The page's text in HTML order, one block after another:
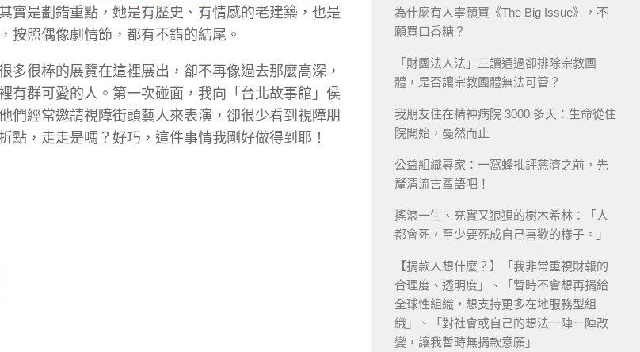
實是劃錯重點，她是有歷史、有情感的老建築，也是
照偶像劇情節，都有不錯的結尾。
很棒的展覽在這裡展出，卻不再像過去那麼高深，
有群可愛的人。第一次碰面，我向「台北故事館」侯
們經常邀請視障街頭藝人來表演，卻很少看到視障朋
，走走是嗎？好巧，這件事情我剛好做得到耶！
為什麼有人寧願買《The Big Issue》，不
願買口香糖？
「財團法人法」三讀通過卻排除宗教團
體，是否讓宗教團體無法可管？
我朋友住在精神病院 3000 多天：生命從住
院開始，戞然而止
公益組織專家：一窩蜂批評慈濟之前，先
釐清流言蜚語吧！
搖滾一生、充實又狼狽的樹木希林：「人
都會死，至少要死成自己喜歡的樣子。」
【捐款人想什麼？】「我非常重視財報的
合理度、透明度」、「暫時不會想再捐給
全球性組織，想支持更多在地服務型組
織」、「對社會或自己的想法一陣一陣改
變，讓我暫時無捐款意願」